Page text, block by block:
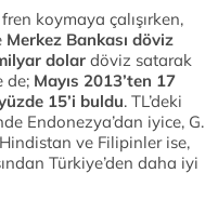
koymaya çalışırken,
Merkez Bankası döviz
dolar döviz satarak
de; Mayıs 2013’ten 17
15’i buldu. TL’deki
Endonezya’dan iyice, G.
ve Filipinler ise,
Türkiye’den daha iyi